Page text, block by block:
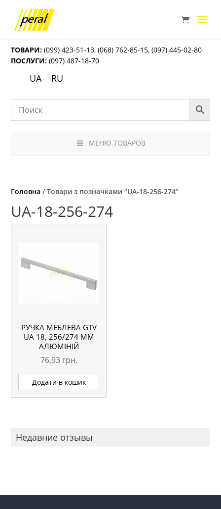
ТОВАРИ: (099) 423-51-13,(068) 762-85-15,(097) 445-02-80
ПОСЛУГИ: (097) 487-18-70
UA RU
МЕНЮ ТОВАРОВ
Головна / Товари з позначками “UА-18-256-274”
UА-18-256-274
РУЧКА МЕБЛЕВА GTV
UA 18, 256/274 ММ
АЛЮМІНІЙ
76,93 грн.
Додати в кошик
Недавние отзывы